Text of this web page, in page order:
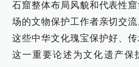
石窟整体布局风貌和代表性
场的文物保护工作者亲切交
这些中华文化瑰宝保护好、传
这一重要论述为文化遗产保